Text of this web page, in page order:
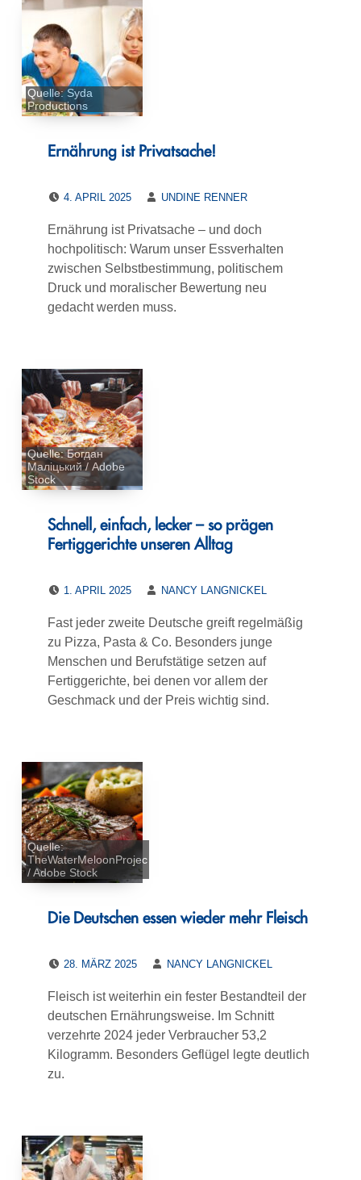
Quelle: Syda
Productions
Ernährung ist Privatsache!
4. APRIL 2025
UNDINE RENNER
Ernährung ist Privatsache – und doch
hochpolitisch: Warum unser Essverhalten
zwischen Selbstbestimmung, politischem
Druck und moralischer Bewertung neu
gedacht werden muss.
Quelle: Богдан
Маліцький / Adobe
Stock
Schnell, einfach, lecker – so prägen
Fertiggerichte unseren Alltag
1. APRIL 2025
NANCY LANGNICKEL
Fast jeder zweite Deutsche greift regelmäßig
zu Pizza, Pasta & Co. Besonders junge
Menschen und Berufstätige setzen auf
Fertiggerichte, bei denen vor allem der
Geschmack und der Preis wichtig sind.
Quelle:
TheWaterMeloonProjec
/ Adobe Stock
Die Deutschen essen wieder mehr Fleisch
POSTED ON:
28. MÄRZ 2025
NANCY LANGNICKEL
Fleisch ist weiterhin ein fester Bestandteil der
deutschen Ernährungsweise. Im Schnitt
verzehrte 2024 jeder Verbraucher 53,2
Kilogramm. Besonders Geflügel legte deutlich
zu.